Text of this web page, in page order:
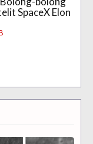
SpaceX Elon